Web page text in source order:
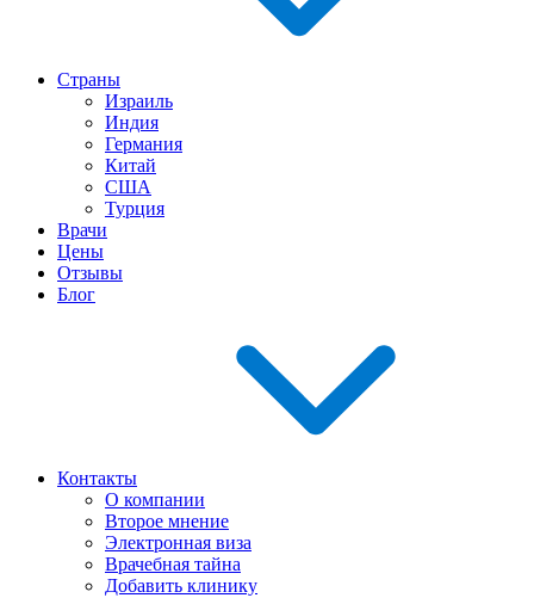
Страны
Израиль
Индия
Германия
Китай
США
Турция
Врачи
Цены
Отзывы
Блог
Контакты
О компании
Второе мнение
Электронная виза
Врачебная тайна
Добавить клинику